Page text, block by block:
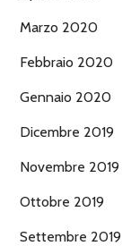
Marzo 2020
Febbraio 2020
Gennaio 2020
Dicembre 2019
Novembre 2019
Ottobre 2019
Settembre 2019